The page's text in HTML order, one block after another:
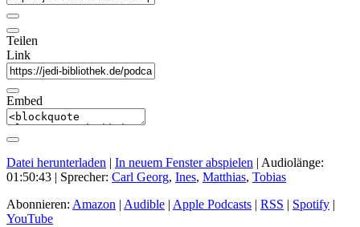
Teilen
Link
Embed
Datei herunterladen | In neuem Fenster abspielen | Audiolänge:
01:50:43 | Sprecher: Carl Georg, Ines, Matthias, Tobias
Abonnieren: Amazon | Audible | Apple Podcasts | RSS | Spotify |
YouTube